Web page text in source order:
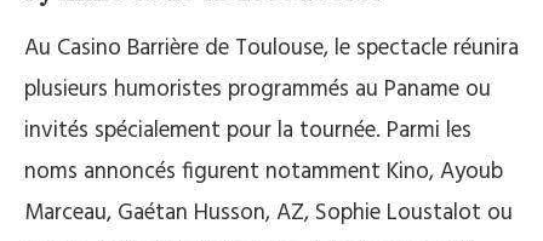
Au Casino Barrière de Toulouse, le spectacle réunira
plusieurs humoristes programmés au Paname ou
invités spécialement pour la tournée. Parmi les
noms annoncés figurent notamment Kino, Ayoub
Marceau, Gaétan Husson, AZ, Sophie Loustalot ou